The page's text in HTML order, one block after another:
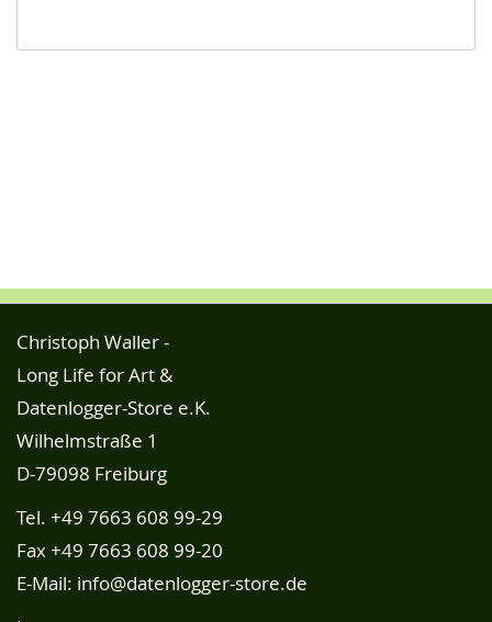
Christoph Waller -
Long Life for Art &
Datenlogger-Store e.K.
Wilhelmstraße 1
D-79098 Freiburg
Tel. +49 7663 608 99-29
Fax +49 7663 608 99-20
E-Mail: info@datenlogger-store.de